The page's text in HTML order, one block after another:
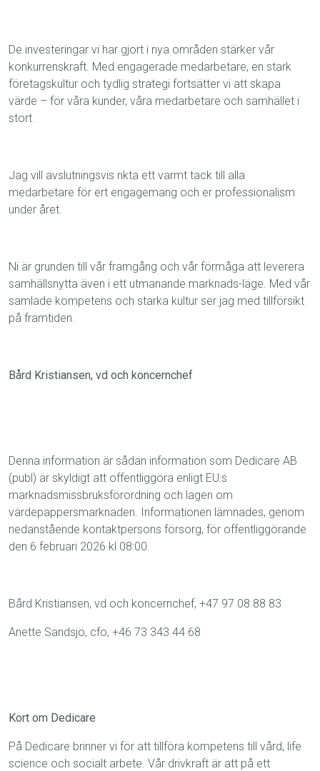
De investeringar vi har gjort i nya områden stärker vår
konkurrenskraft. Med engagerade medarbetare, en stark
företagskultur och tydlig strategi fortsätter vi att skapa
värde – för våra kunder, våra medarbetare och samhället i
stort.
Jag vill avslutningsvis rikta ett varmt tack till alla
medarbetare för ert engagemang och er professionalism
under året.
Ni är grunden till vår framgång och vår förmåga att leverera
samhällsnytta även i ett utmanande marknads-läge. Med vår
samlade kompetens och starka kultur ser jag med tillförsikt
på framtiden.
Bård Kristiansen, vd och koncernchef
Denna information är sådan information som Dedicare AB
(publ) är skyldigt att offentliggöra enligt EU:s
marknadsmissbruksförordning och lagen om
värdepappersmarknaden. Informationen lämnades, genom
nedanstående kontaktpersons försorg, för offentliggörande
den 6 februari 2026 kl 08:00.
Bård Kristiansen, vd och koncernchef, +47 97 08 88 83
Anette Sandsjö, cfo, +46 73 343 44 68
Kort om Dedicare
På Dedicare brinner vi för att tillföra kompetens till vård, life
science och socialt arbete. Vår drivkraft är att på ett